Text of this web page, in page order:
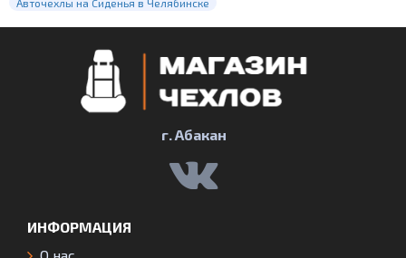
г. Абакан
ИНФОРМАЦИЯ